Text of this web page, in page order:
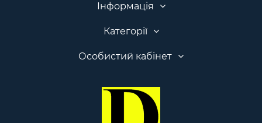
Інформація
Категорії
Особистий кабінет